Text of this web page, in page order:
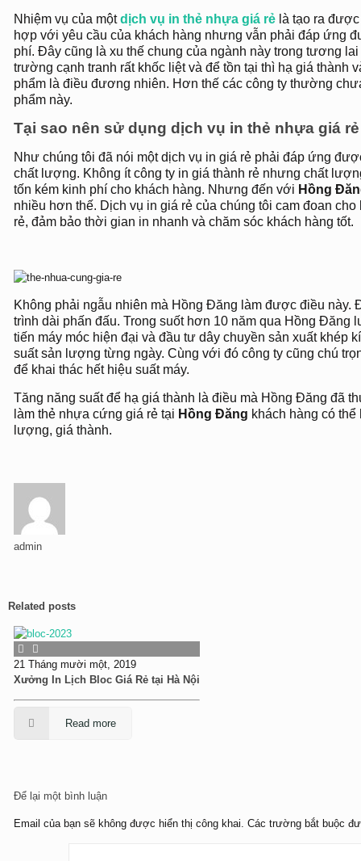
Nhiệm vụ của mộtdịch vụ in thẻ nhựa giá rẻlà tạo ra được
hợp với yêu cầu của khách hàng nhưng vẫn phải đáp ứng
phí. Đây cũng là xu thế chung của ngành này trong tương
trường cạnh tranh rất khốc liệt và để tồn tại thì hạ giá thành
phẩm là điều đương nhiên. Hơn thế các công ty thường
phẩm này.
Tại sao nên sử dụng dịch vụ in thẻ nhựa giá
Như chúng tôi đã nói một dịch vụ in giá rẻ phải đáp ứng
chất lượng. Không ít công ty in giá thành rẻ nhưng chất
tốn kém kinh phí cho khách hàng. Nhưng đến với Hồng
nhiều hơn thế. Dịch vụ in giá rẻ của chúng tôi cam đoan
rẻ, đảm bảo thời gian in nhanh và chăm sóc khách hàng tốt.
Không phải ngẫu nhiên mà Hồng Đăng làm được điều này.
trình dài phấn đấu. Trong suốt hơn 10 năm qua Hồng Đăng
tiến máy móc hiện đại và đầu tư dây chuyền sản xuất khép
suất sản lượng từng ngày. Cùng với đó công ty cũng chú
để khai thác hết hiệu suất máy.
Tăng năng suất để hạ giá thành là điều mà Hồng Đăng đã
làm thẻ nhựa cứng giá rẻ tại Hồng Đăng khách hàng có thể
lượng, giá thành.
admin
Related posts
21 Tháng mười một, 2019
Xưởng In Lịch Bloc Giá Rẻ tại Hà Nội
Read more
Để lại một bình luận
Email của bạn sẽ không được hiển thị công khai. Các trường bắt buộc